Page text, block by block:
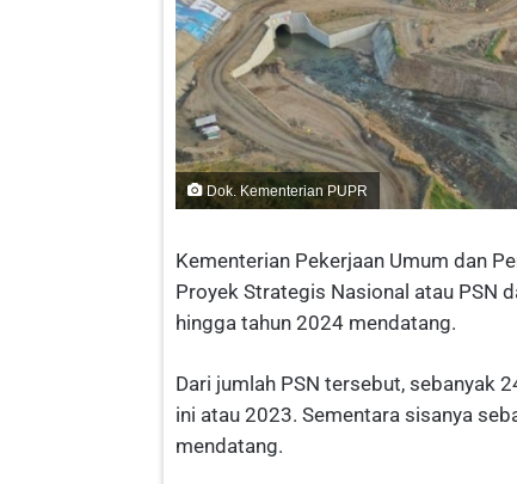
Dok. Kementerian PUPR
Kementerian Pekerjaan Umum dan
Proyek Strategis Nasional atau PSN
hingga tahun 2024 mendatang.
Dari jumlah PSN tersebut, sebanyak
ini atau 2023. Sementara sisanya
mendatang.